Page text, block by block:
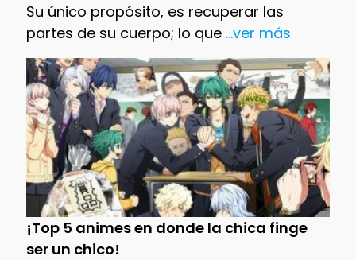
Su único propósito, es recuperar las
partes de su cuerpo; lo que...ver más
¡Top 5 animes en donde la chica finge
ser un chico!